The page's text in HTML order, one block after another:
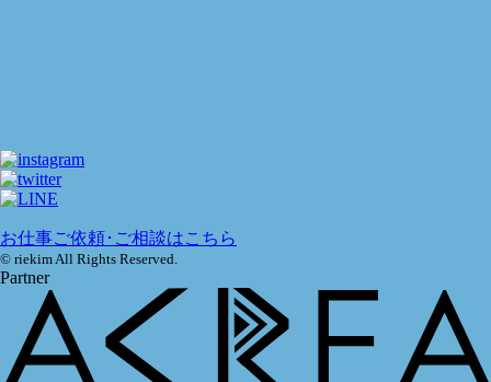
お仕事ご依頼･ご相談はこちら
© riekim All Rights Reserved.
Partner